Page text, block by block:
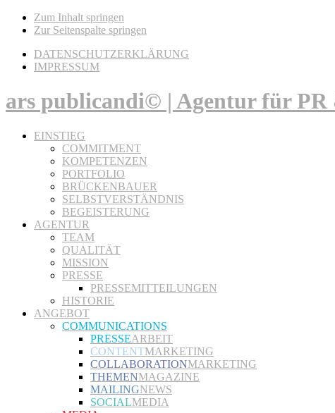
Zum Inhalt springen
Zur Seitenspalte springen
DATENSCHUTZERKLÄRUNG
IMPRESSUM
ars publicandi© | Agentur für
EINSTIEG
COMMITMENT
KOMPETENZEN
PORTFOLIO
BRÜCKENBAUER
SELBSTVERSTÄNDNIS
BEGEISTERUNG
AGENTUR
TEAM
QUALITÄT
MISSION
PRESSE
PRESSEMITTEILUNGEN
HISTORIE
ANGEBOT
COMMUNICATIONS
PRESSEARBEIT
CONTENTMARKETING
COLLABORATIONMARKETING
THEMENMAGAZINE
MAILINGNEWS
SOCIALMEDIA